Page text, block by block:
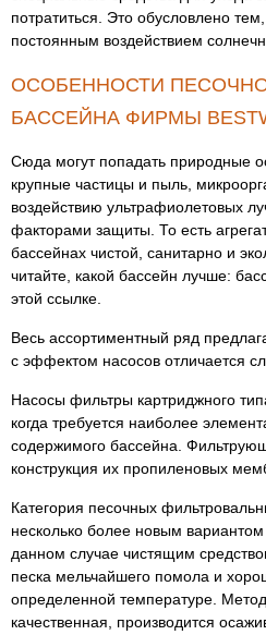
потратиться. Это обусловлено
постоянным воздействием
ОСОБЕННОСТИ
БАССЕЙНА ФИРМЫ
Сюда могут попадать природные
крупные частицы и пыль,
воздействию ультрафиолетовых
факторами защиты. То есть
бассейнах чистой, санитарно и
читайте, какой бассейн лучше:
этой ссылке.
Весь ассортиментный ряд
с эффектом насосов отличается
Насосы фильтры картриджного
когда требуется наиболее
содержимого бассейна.
конструкция их пропиленовых
Категория песочных
несколько более новым
данном случае чистящим
песка мельчайшего помола и
определенной температуре.
качественная, производится